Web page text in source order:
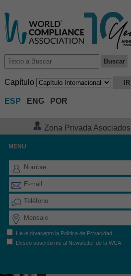
Capítulo
ESP ENG POR
Zona Privada Asociados
MENU
He leído/acepto la Política de Privacidad
Deseo suscribirme al Newsletter de la WCA